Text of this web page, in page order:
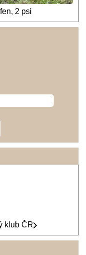
2 psi
klub ČR